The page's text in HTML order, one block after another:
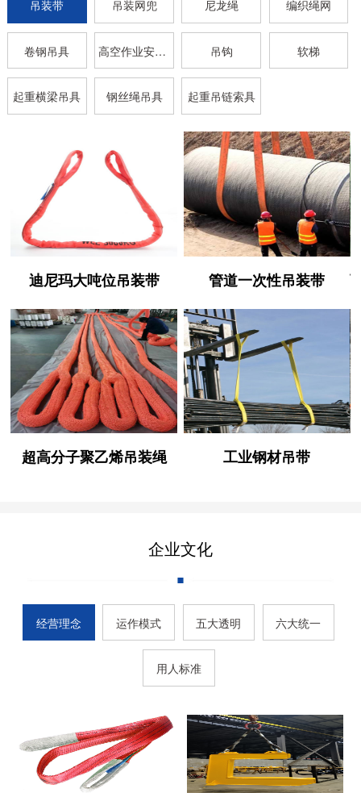
吊装带 吊装网兜 尼龙绳 编织绳网
卷钢吊具 高空作业安全带 吊钩 软梯
起重横梁吊具 钢丝绳吊具 起重吊链索具
迪尼玛大吨位吊装带 管道一次性吊装带
超高分子聚乙烯吊装绳 工业钢材吊带
企业文化
经营理念 运作模式 五大透明 六大统一
用人标准